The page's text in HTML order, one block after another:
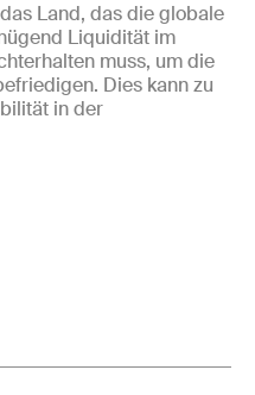
Land, das die globale
Liquidität im
muss, um die
Dies kann zu
in der